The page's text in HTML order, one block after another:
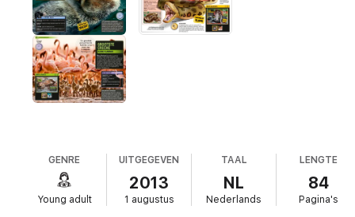
Een heldere introductie geeft uitleg over indeling van het
dierenrijk en de verschillende leefgebieden. Verder bevat
Superdieren uitgebreide beschrijvingen van de ongelofelijke
prestaties van de behandelde dieren en kun je kijken naar
schitterende foto’s, uitvoerige tekeningen, video’s, 3D-
presentaties en luisteren naar geluidsfragmenten.
GENRE
Young adult
UITGEGEVEN
2013
1 augustus
TAAL
NL
Nederlands
LENGTE
84
Pagina's